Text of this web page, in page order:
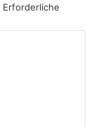
Erforderliche